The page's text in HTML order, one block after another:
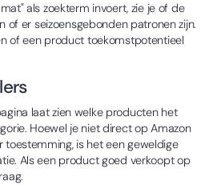
als zoekterm invoert, zie je of de
of er seizoensgebonden patronen zijn.
of een product toekomstpotentieel
laat zien welke producten het
Hoewel je niet direct op Amazon
is het een geweldige
Als een product goed verkoopt op